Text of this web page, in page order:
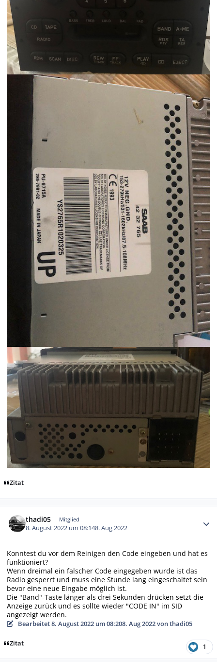
Zitat
thadi05 Mitglied
8. August 2022 um 08:148. Aug 2022
Konntest du vor dem Reinigen den Code eingeben und hat es
funktioniert?
Wenn dreimal ein falscher Code eingegeben wurde ist das
Radio gesperrt und muss eine Stunde lang eingeschaltet sein
bevor eine neue Eingabe möglich ist.
Die "Band"-Taste länger als drei Sekunden drücken setzt die
Anzeige zurück und es sollte wieder "CODE IN" im SID
angezeigt werden.
Bearbeitet8. August 2022 um 08:208. Aug 2022von thadi05
Zitat 1